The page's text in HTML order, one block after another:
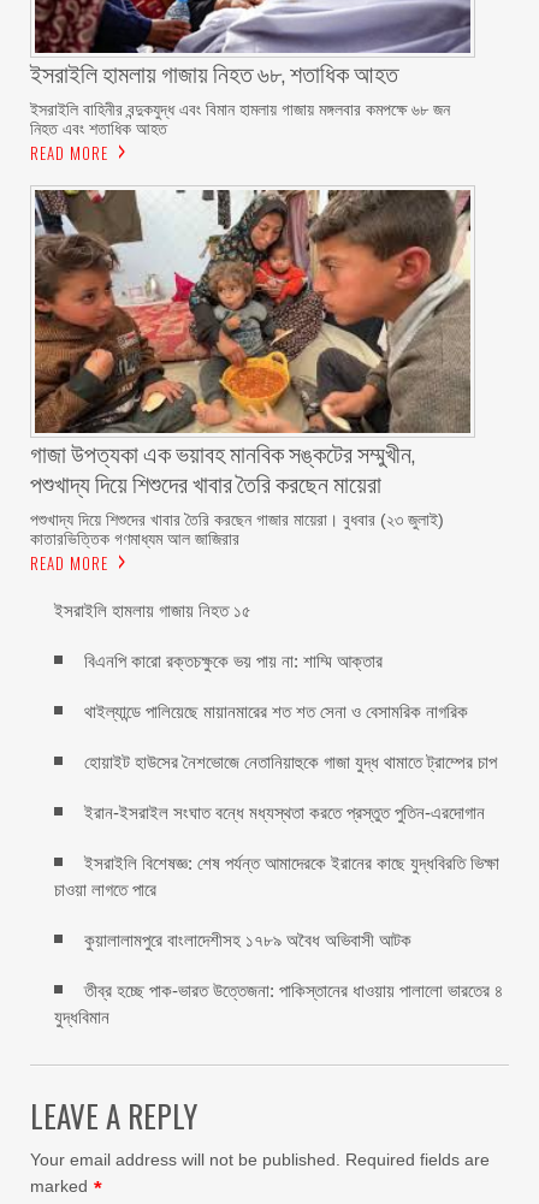
ইসরাইলি হামলায় গাজায় নিহত ৬৮, শতাধিক আহত
ইসরাইলি বাহিনীর বন্দুকযুদ্ধ এবং বিমান হামলায় গাজায় মঙ্গলবার কমপক্ষে ৬৮ জন
নিহত এবং শতাধিক আহত
READ MORE
গাজা উপত্যকা এক ভয়াবহ মানবিক সঙ্কটের সম্মুখীন,
পশুখাদ্য দিয়ে শিশুদের খাবার তৈরি করছেন মায়েরা
পশুখাদ্য দিয়ে শিশুদের খাবার তৈরি করছেন গাজার মায়েরা। বুধবার (২৩ জুলাই)
কাতারভিত্তিক গণমাধ্যম আল জাজিরার
READ MORE
ইসরাইলি হামলায় গাজায় নিহত ১৫
বিএনপি কারো রক্তচক্ষুকে ভয় পায় না: শাম্মি আক্তার
থাইল্যান্ডে পালিয়েছে মায়ানমারের শত শত সেনা ও বেসামরিক নাগরিক
হোয়াইট হাউসের নৈশভোজে নেতানিয়াহুকে গাজা যুদ্ধ থামাতে ট্রাম্পের চাপ
ইরান-ইসরাইল সংঘাত বন্ধে মধ্যস্থতা করতে প্রস্তুত পুতিন-এরদোগান
ইসরাইলি বিশেষজ্ঞ: শেষ পর্যন্ত আমাদেরকে ইরানের কাছে যুদ্ধবিরতি ভিক্ষা
চাওয়া লাগতে পারে
কুয়ালালামপুরে বাংলাদেশীসহ ১৭৮৯ অবৈধ অভিবাসী আটক
তীব্র হচ্ছে পাক-ভারত উত্তেজনা: পাকিস্তানের ধাওয়ায় পালালো ভারতের ৪
যুদ্ধবিমান
LEAVE A REPLY
Your email address will not be published. Required fields are
marked *